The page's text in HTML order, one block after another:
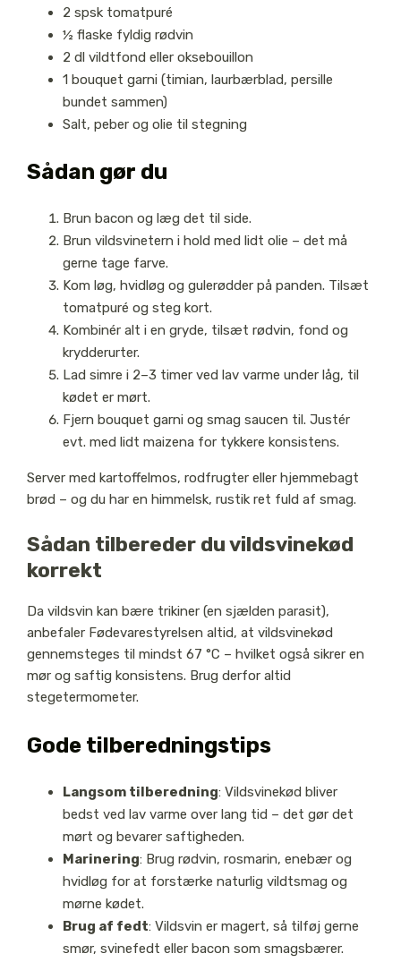
2 spsk tomatpuré
½ flaske fyldig rødvin
2 dl vildtfond eller oksebouillon
1 bouquet garni (timian, laurbærblad, persille
bundet sammen)
Salt, peber og olie til stegning
Sådan gør du
Brun bacon og læg det til side.
Brun vildsvinetern i hold med lidt olie – det må
gerne tage farve.
Kom løg, hvidløg og gulerødder på panden. Tilsæt
tomatpuré og steg kort.
Kombinér alt i en gryde, tilsæt rødvin, fond og
krydderurter.
Lad simre i 2–3 timer ved lav varme under låg, til
kødet er mørt.
Fjern bouquet garni og smag saucen til. Justér
evt. med lidt maizena for tykkere konsistens.
Server med kartoffelmos, rodfrugter eller hjemmebagt
brød – og du har en himmelsk, rustik ret fuld af smag.
Sådan tilbereder du vildsvinekød
korrekt
Da vildsvin kan bære trikiner (en sjælden parasit),
anbefaler Fødevarestyrelsen altid, at vildsvinekød
gennemsteges til mindst 67 °C – hvilket også sikrer en
mør og saftig konsistens. Brug derfor altid
stegetermometer.
Gode tilberedningstips
Langsom tilberedning: Vildsvinekød bliver
bedst ved lav varme over lang tid – det gør det
mørt og bevarer saftigheden.
Marinering: Brug rødvin, rosmarin, enebær og
hvidløg for at forstærke naturlig vildtsmag og
mørne kødet.
Brug af fedt: Vildsvin er magert, så tilføj gerne
smør, svinefedt eller bacon som smagsbærer.